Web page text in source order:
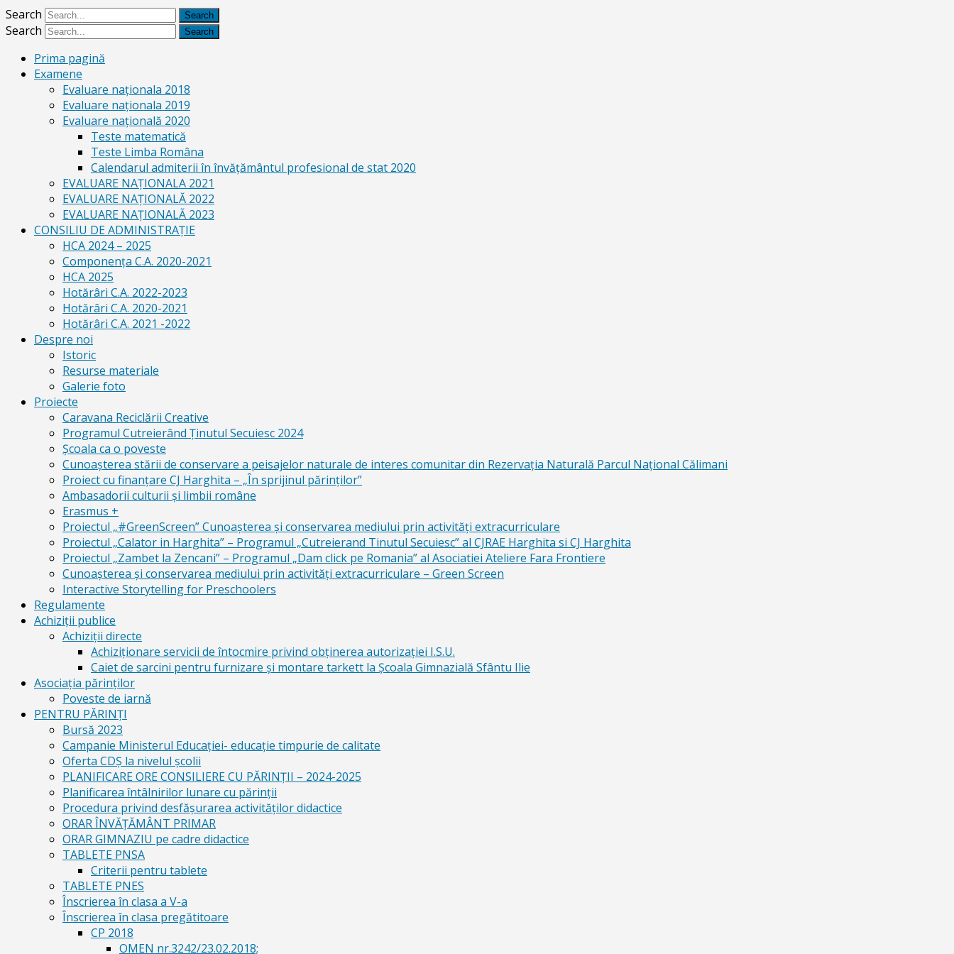
Search
Search
Prima pagină
Examene
Evaluare naționala 2018
Evaluare naționala 2019
Evaluare națională 2020
Teste matematică
Teste Limba Româna
Calendarul admiterii în învăţământul profesional de stat 2020
EVALUARE NAȚIONALA 2021
EVALUARE NAŢIONALĂ 2022
EVALUARE NAŢIONALĂ 2023
CONSILIU DE ADMINISTRAȚIE
HCA 2024 – 2025
Componența C.A. 2020-2021
HCA 2025
Hotărâri C.A. 2022-2023
Hotărâri C.A. 2020-2021
Hotărâri C.A. 2021 -2022
Despre noi
Istoric
Resurse materiale
Galerie foto
Proiecte
Caravana Reciclării Creative
Programul Cutreierând Ținutul Secuiesc 2024
Școala ca o poveste
Cunoaşterea stării de conservare a peisajelor naturale de interes comunitar din Rezervaţia Naturală Parcul Naţional Călimani
Proiect cu finanţare CJ Harghita – „În sprijinul părinţilor”
Ambasadorii culturii și limbii române
Erasmus +
Proiectul „#GreenScreen” Cunoașterea şi conservarea mediului prin activităţi extracurriculare
Proiectul „Calator in Harghita” – Programul „Cutreierand Tinutul Secuiesc” al CJRAE Harghita si CJ Harghita
Proiectul „Zambet la Zencani” – Programul „Dam click pe Romania” al Asociatiei Ateliere Fara Frontiere
Cunoașterea și conservarea mediului prin activități extracurriculare – Green Screen
Interactive Storytelling for Preschoolers
Regulamente
Achiziții publice
Achiziții directe
Achiziționare servicii de întocmire privind obținerea autorizației I.S.U.
Caiet de sarcini pentru furnizare și montare tarkett la Școala Gimnazială Sfântu Ilie
Asociația părinților
Poveste de iarnă
PENTRU PĂRINȚI
Bursă 2023
Campanie Ministerul Educației- educație timpurie de calitate
Oferta CDŞ la nivelul şcolii
PLANIFICARE ORE CONSILIERE CU PĂRINȚII – 2024-2025
Planificarea întâlnirilor lunare cu părinții
Procedura privind desfășurarea activităților didactice
ORAR ÎNVĂȚĂMÂNT PRIMAR
ORAR GIMNAZIU pe cadre didactice
TABLETE PNSA
Criterii pentru tablete
TABLETE PNES
Înscrierea în clasa a V-a
Înscrierea în clasa pregătitoare
CP 2018
OMEN nr.3242/23.02.2018;